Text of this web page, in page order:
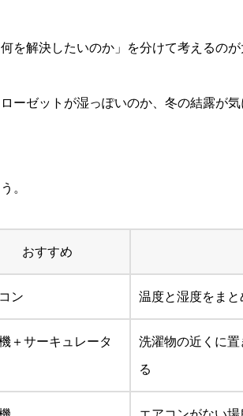
を解決したいのか」を分けて考えるのが
ーゼットが湿っぽいのか、冬の結露が
。
おすすめ
ン 温度と湿度をま
＋サーキュレータ 洗濯物の近くに置
る